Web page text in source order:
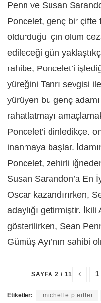
Penn ve Susan
Poncelet, genç bir çifte
öldürdüğü için ölüm
edileceği gün
rahibe, Poncelet’i
yüreğini Tanrı sevgisi
yürüyen bu genç
rahatlatmayı
Poncelet’i dinledikçe,
inanmaya başlar.
Poncelet, zehirli
Susan Sarandon’a En
Oscar kazandırırken,
adaylığı getirmiştir. İkili
gösterilirken, Sean
Gümüş Ayı’nın sahibi
SAYFA 2 / 11 1
Etiketler: michelle pfeiffer